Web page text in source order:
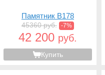
Памятник B178
45360 руб. -7%
42 200 руб.
Купить